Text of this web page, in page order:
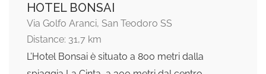
HOTEL BONSAI
Via Golfo Aranci, San Teodoro SS
Distance: 31,7 km
L’Hotel Bonsai è situato a 800 metri dalla